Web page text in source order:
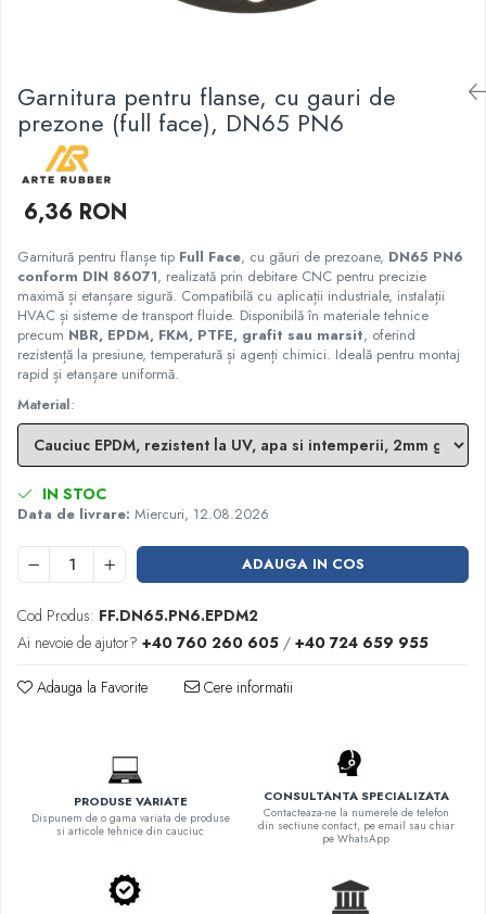
Pentru etansari cu gauri de trecere a
prezoanelor (full face) conform DIN
86071
Pentru flanse plate cu umar (RF) conform
DIN 2690
Garnitura pentru flanse, cu gauri de
prezone (full face), DN65 PN6
6,36 RON
Garnitură pentru flanșe tip Full Face, cu găuri de prezoane, DN65 PN6
conform DIN 86071, realizată prin debitare CNC pentru precizie
maximă și etanșare sigură. Compatibilă cu aplicații industriale, instalații
HVAC și sisteme de transport fluide. Disponibilă în materiale tehnice
precum NBR, EPDM, FKM, PTFE, grafit sau marsit, oferind
rezistență la presiune, temperatură și agenți chimici. Ideală pentru montaj
rapid și etanșare uniformă.
Material:
IN STOC
Data de livrare: Miercuri, 12.08.2026
ADAUGA IN COS
Cod Produs: FF.DN65.PN6.EPDM2
Ai nevoie de ajutor? +40 760 260 605 / +40 724 659 955
Adauga la Favorite Cere informatii
PRODUSE VARIATE
Dispunem de o gama variata de produse
si articole tehnice din cauciuc
CONSULTANTA SPECIALIZATA
Contacteaza-ne la numerele de telefon
din sectiune contact, pe email sau chiar
pe WhatsApp